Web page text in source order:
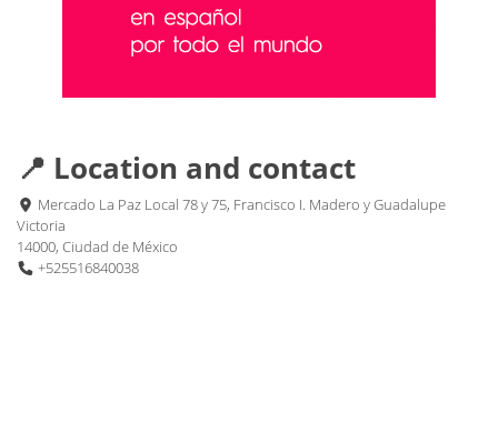
📍 Location and contact
Mercado La Paz Local 78 y 75, Francisco I. Madero y Guadalupe
Victoria
14000, Ciudad de México
+525516840038